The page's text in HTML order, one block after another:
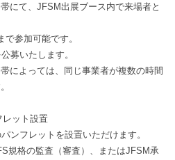
にて、JFSM出展ブース内で来場者と
参加可能です。
募いたします。
によっては、同じ事業者が複数の時間
レット設置
ンフレットを設置いただけます。
規格の監査（審査）、またはJFSM承